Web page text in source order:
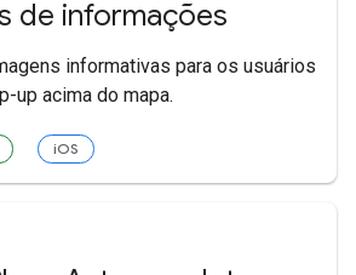
de informações
informativas para os usuários
up acima do mapa.
iOS